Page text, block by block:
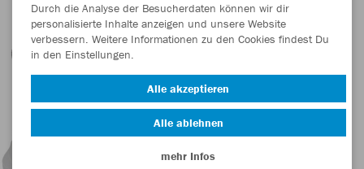
Durch die Analyse der Besucherdaten können wir dir
personalisierte Inhalte anzeigen und unsere Website
verbessern. Weitere Informationen zu den Cookies findest Du
in den Einstellungen.
Alle akzeptieren
Alle ablehnen
mehr Infos